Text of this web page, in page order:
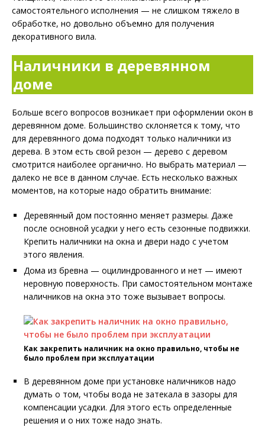
самостоятельного исполнения — не слишком тяжело в
обработке, но довольно объемно для получения
декоративного вила.
Наличники в деревянном
доме
Больше всего вопросов возникает при оформлении окон в
деревянном доме. Большинство склоняется к тому, что
для деревянного дома подходят только наличники из
дерева. В этом есть свой резон — дерево с деревом
смотрится наиболее органично. Но выбрать материал —
далеко не все в данном случае. Есть несколько важных
моментов, на которые надо обратить внимание:
Деревянный дом постоянно меняет размеры. Даже
после основной усадки у него есть сезонные подвижки.
Крепить наличники на окна и двери надо с учетом
этого явления.
Дома из бревна — оцилиндрованного и нет — имеют
неровную поверхность. При самостоятельном монтаже
наличников на окна это тоже вызывает вопросы.
Как закрепить наличник на окно правильно, чтобы не
было проблем при эксплуатации
В деревянном доме при установке наличников надо
думать о том, чтобы вода не затекала в зазоры для
компенсации усадки. Для этого есть определенные
решения и о них тоже надо знать.